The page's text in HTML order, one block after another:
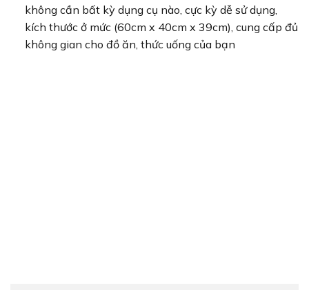
không cần bất kỳ dụng cụ nào, cực kỳ dễ sử dụng,
kích thước ở mức (60cm x 40cm x 39cm), cung cấp đủ
không gian cho đồ ăn, thức uống của bạn